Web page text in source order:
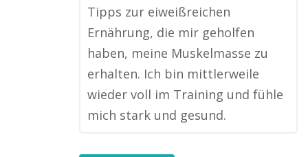
Tipps zur eiweißreichen
Ernährung, die mir geholfen
haben, meine Muskelmasse zu
erhalten. Ich bin mittlerweile
wieder voll im Training und fühle
mich stark und gesund.